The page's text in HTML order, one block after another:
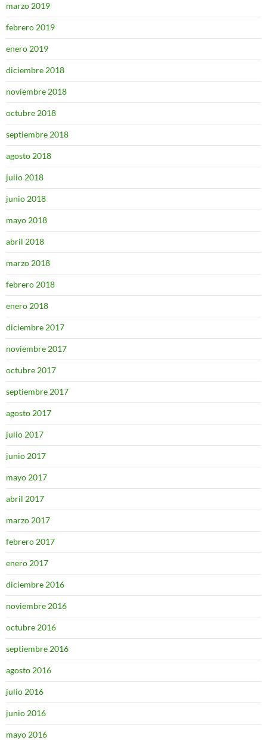
marzo 2019
febrero 2019
enero 2019
diciembre 2018
noviembre 2018
octubre 2018
septiembre 2018
agosto 2018
julio 2018
junio 2018
mayo 2018
abril 2018
marzo 2018
febrero 2018
enero 2018
diciembre 2017
noviembre 2017
octubre 2017
septiembre 2017
agosto 2017
julio 2017
junio 2017
mayo 2017
abril 2017
marzo 2017
febrero 2017
enero 2017
diciembre 2016
noviembre 2016
octubre 2016
septiembre 2016
agosto 2016
julio 2016
junio 2016
mayo 2016